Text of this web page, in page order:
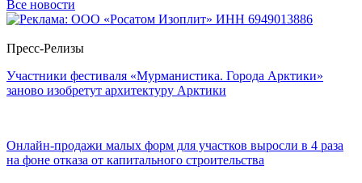
Все новости
Пресс-Релизы
Участники фестиваля «Мурманистика. Города Арктики»
заново изобретут архитектуру Арктики
Онлайн-продажи малых форм для участков выросли в 4 раза
на фоне отказа от капитального строительства